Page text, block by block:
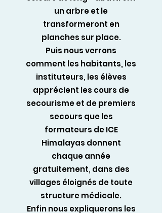
un arbre et le
transformeront en
planches sur place.
Puis nous verrons
comment les habitants, les
instituteurs, les élèves
apprécient les cours de
secourisme et de premiers
secours que les
formateurs de ICE
Himalayas donnent
chaque année
gratuitement, dans des
villages éloignés de toute
structure médicale.
Enfin nous expliquerons les